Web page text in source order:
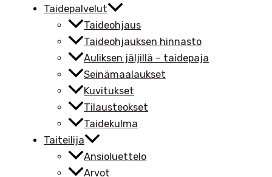
Taidepalvelut
Taideohjaus
Taideohjauksen hinnasto
Auliksen jäljillä – taidepaja
Seinämaalaukset
Kuvitukset
Tilausteokset
Taidekulma
Taiteilija
Ansioluettelo
Arvot